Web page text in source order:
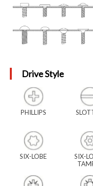
Drive Style
PHILLIPS
SIX-LOBE
SIX-